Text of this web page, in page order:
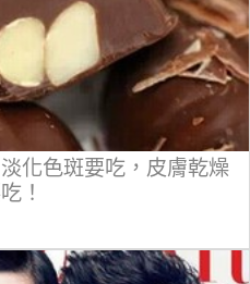
化色斑要吃，皮膚乾燥
！